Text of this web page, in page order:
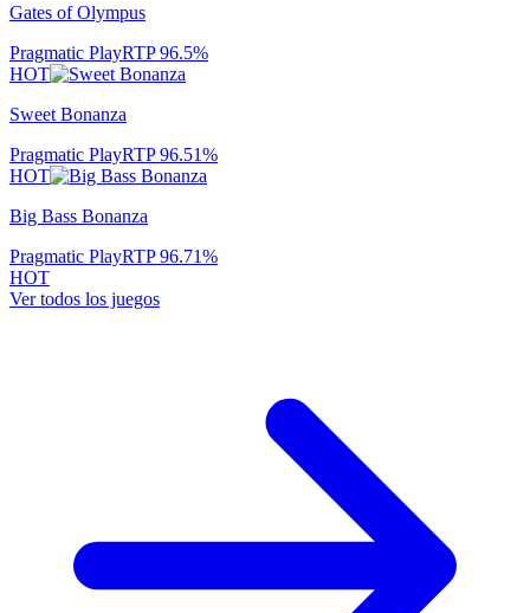
Gates of Olympus
Pragmatic PlayRTP96.5%
HOT
Sweet Bonanza
Pragmatic PlayRTP96.51%
HOT
Big Bass Bonanza
Pragmatic PlayRTP96.71%
HOT
Ver todos los juegos